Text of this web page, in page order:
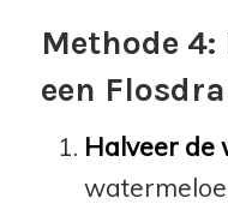
Methode
een
Halveer de